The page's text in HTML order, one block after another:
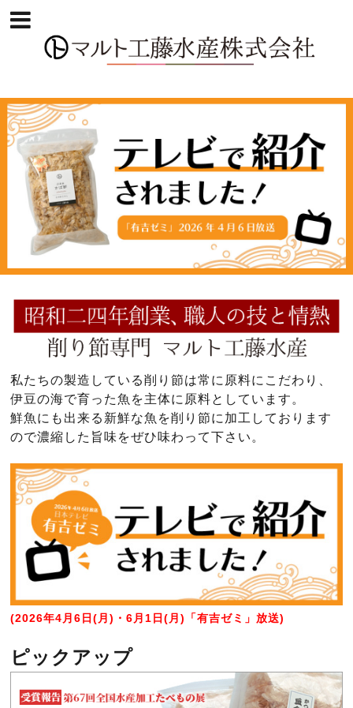
私たちの製造している削り節は常に原料にこだわり、
伊豆の海で育った魚を主体に原料としています。
鮮魚にも出来る新鮮な魚を削り節に加工しております
ので濃縮した旨味をぜひ味わって下さい。
(2026年4月6日(月)・6月1日(月) 「有吉ゼミ」放送)
ピックアップ